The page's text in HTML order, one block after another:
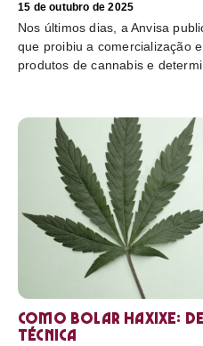
15 de outubro de 2025
Nos últimos dias, a Anvisa
que proibiu a comercialização
produtos de cannabis e
Como bolar haxixe:
técnica